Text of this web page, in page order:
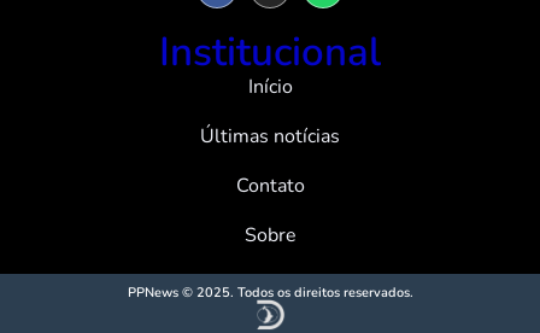
Institucional
Início
Últimas notícias
Contato
Sobre
PPNews © 2025. Todos os direitos reservados.